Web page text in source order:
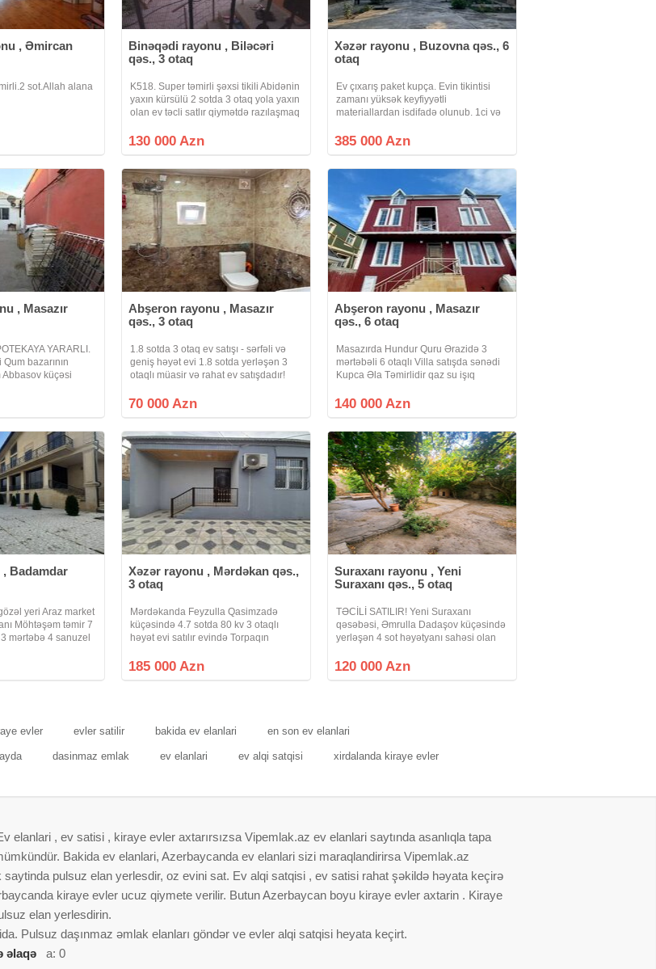
, Əmircan
sot.Allah alana
Binəqədi rayonu , Biləcəri
qəs., 3 otaq
K518. Super təmirli şəxsi tikili Abidənin
yaxın kürsülü 2 sotda 3 otaq yola yaxın
olan ev təcli satlır qiymətdə razılaşmaq
əmlak kanalına abunə olun bütün
130 000 Azn
Xəzər rayonu , Buzovna qəs., 6
otaq
Ev çıxarış paket kupça. Evin tikintisi
zamanı yüksək keyfiyyətli
materiallardan isdifadə olunub. 1ci və
mətbəx. Keyfiyyətli qapılar və rus
385 000 Azn
, Masazır
YARARLI.
bazarının
Abbasov küçəsi
yerləşir qaz su
Abşeron rayonu , Masazır
qəs., 3 otaq
1.8 sotda 3 otaq ev satışı - sərfəli və
geniş həyət evi 1.8 sotda yerləşən 3
otaqlı müasir və rahat ev satışdadır!
bu ev təmiri ilə seçilir. Təcili satılıq ev
70 000 Azn
Abşeron rayonu , Masazır
qəs., 6 otaq
Masazırda Hundur Quru Ərazidə 3
mərtəbəli 6 otaqlı Villa satışda sənədi
Kupca Əla Təmirlidir qaz su işıq
140 000 Azn
Badamdar
yeri Araz market
Möhtəşəm təmir 7
mərtəbə 4 sanuzel
Xəzər rayonu , Mərdəkan qəs.,
3 otaq
Mərdəkanda Feyzulla Qasimzadə
küçəsində 4.7 sotda 80 kv 3 otaqlı
həyət evi satılır evində Torpaqın
daimidi, kamera sistemi, kondisaner
185 000 Azn
Suraxanı rayonu , Yeni
Suraxanı qəs., 5 otaq
TƏCİLİ SATILIR! Yeni Suraxanı
qəsəbəsi, Əmrulla Dadaşov küçəsində
yerləşən 4 sot həyətyanı sahəsi olan
mövcuddur. Bütün kommunal xidmətlər
120 000 Azn
evler evler satilir bakida ev elanlari en son ev elanlari
dasinmaz emlak ev elanlari ev alqi satqisi xirdalanda kiraye evler
elanlari , ev satisi , kiraye evler axtarırsızsa Vipemlak.az ev elanlari saytında asanlıqla tapa
Bakida ev elanlari, Azerbaycanda ev elanlari sizi maraqlandirirsa Vipemlak.az
pulsuz elan yerlesdir, oz evini sat. Ev alqi satqisi , ev satisi rahat şəkildə həyata keçirə
kiraye evler ucuz qiymete verilir. Butun Azerbaycan boyu kiraye evler axtarin . Kiraye
elan yerlesdirin.
Pulsuz daşınmaz əmlak elanları göndər ve evler alqi satqisi heyata keçirt.
əlaqə a: 0